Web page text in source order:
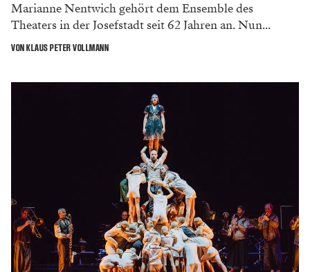
Marianne Nentwich gehört dem Ensemble des
Theaters in der Josefstadt seit 62 Jahren an. Nun...
VON KLAUS PETER VOLLMANN